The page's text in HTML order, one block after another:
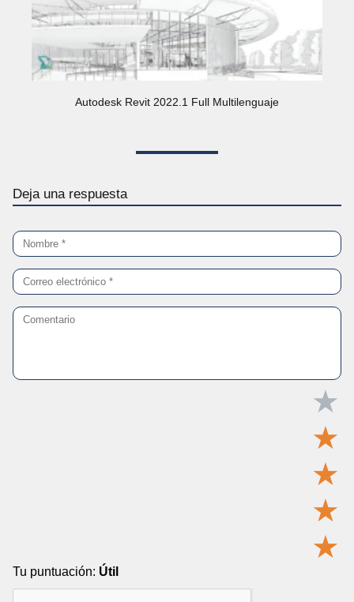
Autodesk Revit 2022.1 Full Multilenguaje
Deja una respuesta
★
★
★
★
★
Tu puntuación: Útil